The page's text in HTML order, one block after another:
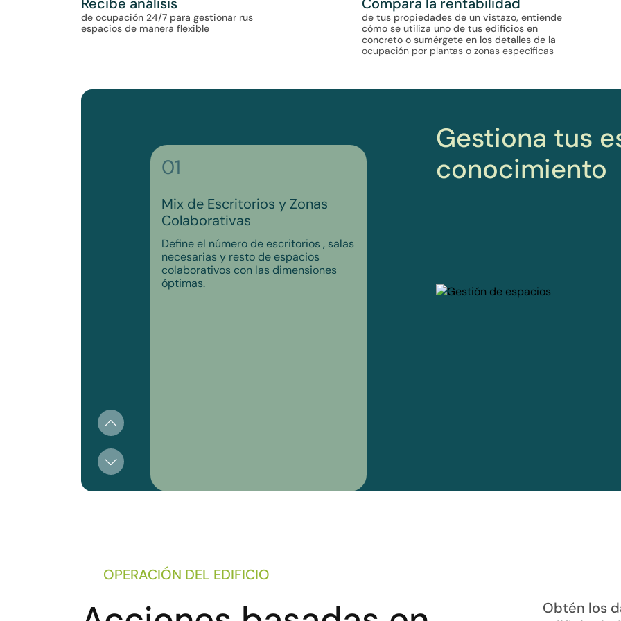
de ocupación 24/7 para gestionar rus
espacios de manera flexible
de tus propiedades de un vistazo, entiende
cómo se utiliza uno de tus edificios en
concreto o sumérgete en los detalles de la
ocupación por plantas o zonas específicas
Gestiona tus
conocimiento
01
Mix de Escritorios y Zonas
Colaborativas
Define el número de escritorios , salas
necesarias y resto de espacios
colaborativos con las dimensiones
óptimas.
03
OPERACIÓN DEL EDIFICIO
Obtén los